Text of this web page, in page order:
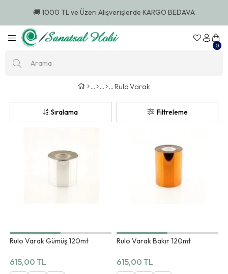
🚚 1000 TL ve Üzeri Alışverişlerde KARGO BEDAVA
0
Rulo Varak
Filtreleme
Sıralama
Rulo Varak Gümüş 120mt
615,00 TL
Rulo Varak Bakır 120mt
615,00 TL